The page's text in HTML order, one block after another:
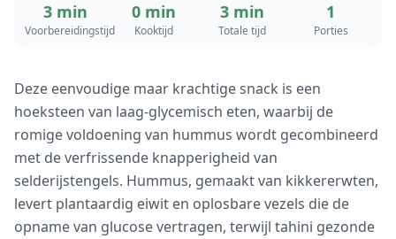
3 min
Voorbereidingstijd
0 min
Kooktijd
3 min
Totale tijd
1
Porties
Deze eenvoudige maar krachtige snack is een
hoeksteen van laag-glycemisch eten, waarbij de
romige voldoening van hummus wordt gecombineerd
met de verfrissende knapperigheid van
selderijstengels. Hummus, gemaakt van kikkererwten,
levert plantaardig eiwit en oplosbare vezels die de
opname van glucose vertragen, terwijl tahini gezonde